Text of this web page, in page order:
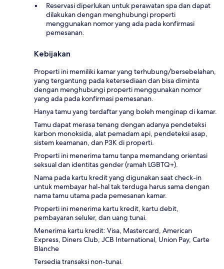
Reservasi diperlukan untuk perawatan spa dan dapat
dilakukan dengan menghubungi properti
menggunakan nomor yang ada pada konfirmasi
pemesanan.
Kebijakan
Properti ini memiliki kamar yang terhubung/bersebelahan,
yang tergantung pada ketersediaan dan bisa diminta
dengan menghubungi properti menggunakan nomor
yang ada pada konfirmasi pemesanan.
Hanya tamu yang terdaftar yang boleh menginap di kamar.
Tamu dapat merasa tenang dengan adanya pendeteksi
karbon monoksida, alat pemadam api, pendeteksi asap,
sistem keamanan, dan P3K di properti.
Properti ini menerima tamu tanpa memandang orientasi
seksual dan identitas gender (ramah LGBTQ+).
Nama pada kartu kredit yang digunakan saat check-in
untuk membayar hal-hal tak terduga harus sama dengan
nama tamu utama pada pemesanan kamar.
Properti ini menerima kartu kredit, kartu debit,
pembayaran seluler, dan uang tunai.
Menerima kartu kredit: Visa, Mastercard, American
Express, Diners Club, JCB International, Union Pay, Carte
Blanche
Tersedia transaksi non-tunai.